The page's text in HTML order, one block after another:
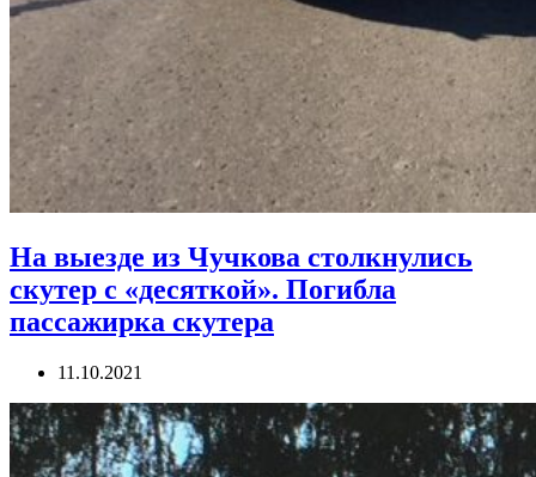
На выезде из Чучкова столкнулись
скутер с «десяткой». Погибла
пассажирка скутера
11.10.2021